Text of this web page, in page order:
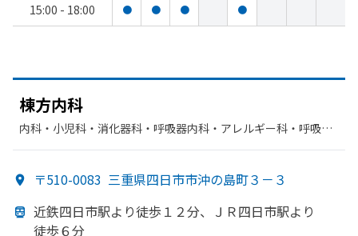
15:00 - 18:00 ● ● ● ●
棟方内科
内科・​小児科・​消化器科・​呼吸器内科・​アレルギー科・​呼吸器
〒510-0083 三重県四日市市沖の島町３－３
近鉄四日市駅より徒歩１２分、 ＪＲ四日市駅より
徒歩６分